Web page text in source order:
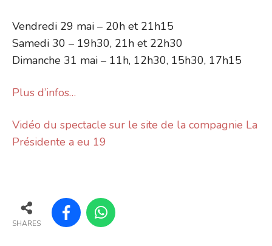
Vendredi 29 mai – 20h et 21h15
Samedi 30 – 19h30, 21h et 22h30
Dimanche 31 mai – 11h, 12h30, 15h30, 17h15
Plus d’infos…
Vidéo du spectacle sur le site de la compagnie La
Présidente a eu 19
SHARES